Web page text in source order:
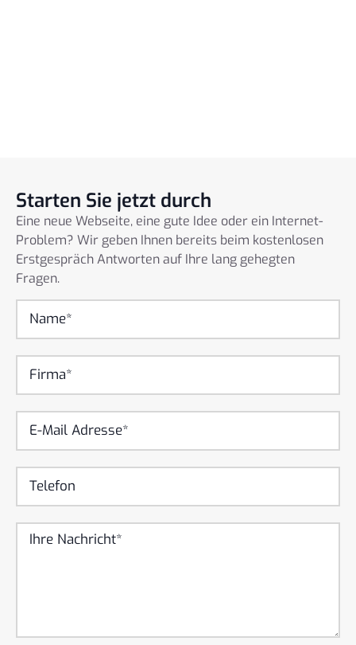
Starten Sie jetzt durch
Eine neue Webseite, eine gute Idee oder ein Internet-
Problem? Wir geben Ihnen bereits beim kostenlosen
Erstgespräch Antworten auf Ihre lang gehegten
Fragen.